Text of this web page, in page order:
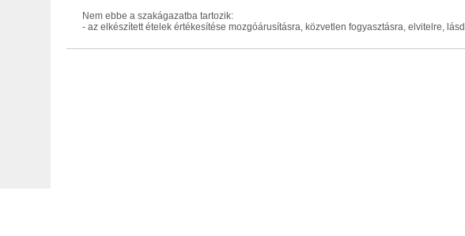
Nem ebbe a szakágazatba tartozik:
- az elkészített ételek értékesítése mozgóárusításra, közvetlen fogyasztásra, elvitelre,